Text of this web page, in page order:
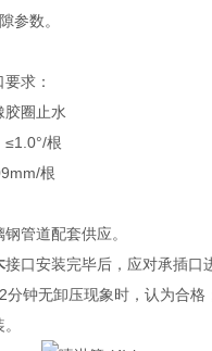
参数。
求：
胶圈止水
≤1.0°/根
根
管道配套供应。
接口安装完毕后，应对承插口
分钟无卸压现象时，认为合格